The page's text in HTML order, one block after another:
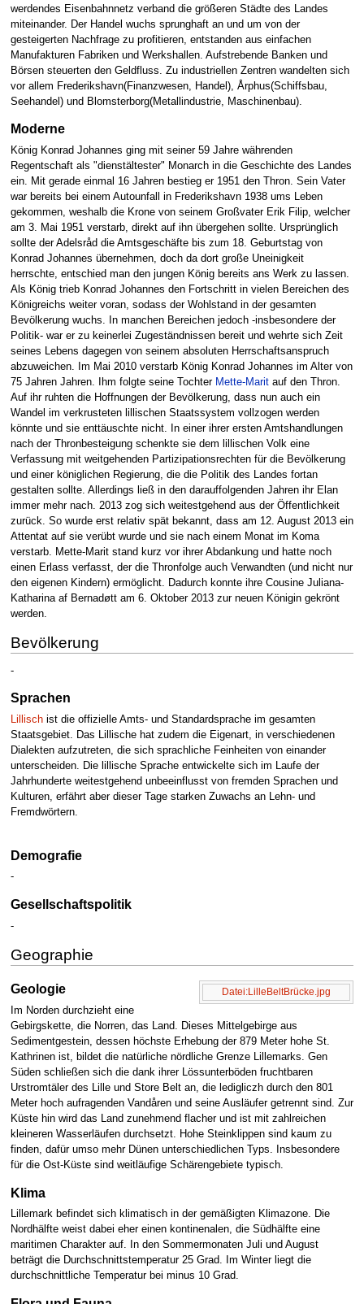
werdendes Eisenbahnnetz verband die größeren Städte des Landes
miteinander. Der Handel wuchs sprunghaft an und um von der
gesteigerten Nachfrage zu profitieren, entstanden aus einfachen
Manufakturen Fabriken und Werkshallen. Aufstrebende Banken und
Börsen steuerten den Geldfluss. Zu industriellen Zentren wandelten sich
vor allem Frederikshavn(Finanzwesen, Handel), Årphus(Schiffsbau,
Seehandel) und Blomsterborg(Metallindustrie, Maschinenbau).
Moderne
König Konrad Johannes ging mit seiner 59 Jahre währenden
Regentschaft als "dienstältester" Monarch in die Geschichte des Landes
ein. Mit gerade einmal 16 Jahren bestieg er 1951 den Thron. Sein Vater
war bereits bei einem Autounfall in Frederikshavn 1938 ums Leben
gekommen, weshalb die Krone von seinem Großvater Erik Filip, welcher
am 3. Mai 1951 verstarb, direkt auf ihn übergehen sollte. Ursprünglich
sollte der Adelsråd die Amtsgeschäfte bis zum 18. Geburtstag von
Konrad Johannes übernehmen, doch da dort große Uneinigkeit
herrschte, entschied man den jungen König bereits ans Werk zu lassen.
Als König trieb Konrad Johannes den Fortschritt in vielen Bereichen des
Königreichs weiter voran, sodass der Wohlstand in der gesamten
Bevölkerung wuchs. In manchen Bereichen jedoch -insbesondere der
Politik- war er zu keinerlei Zugeständnissen bereit und wehrte sich Zeit
seines Lebens dagegen von seinem absoluten Herrschaftsanspruch
abzuweichen. Im Mai 2010 verstarb König Konrad Johannes im Alter von
75 Jahren Jahren. Ihm folgte seine Tochter Mette-Maritauf den Thron.
Auf ihr ruhten die Hoffnungen der Bevölkerung, dass nun auch ein
Wandel im verkrusteten lillischen Staatssystem vollzogen werden
könnte und sie enttäuschte nicht. In einer ihrer ersten Amtshandlungen
nach der Thronbesteigung schenkte sie dem lillischen Volk eine
Verfassung mit weitgehenden Partizipationsrechten für die Bevölkerung
und einer königlichen Regierung, die die Politik des Landes fortan
gestalten sollte. Allerdings ließ in den darauffolgenden Jahren ihr Elan
immer mehr nach. 2013 zog sich weitestgehend aus der Öffentlichkeit
zurück. So wurde erst relativ spät bekannt, dass am 12. August 2013 ein
Attentat auf sie verübt wurde und sie nach einem Monat im Koma
verstarb. Mette-Marit stand kurz vor ihrer Abdankung und hatte noch
einen Erlass verfasst, der die Thronfolge auch Verwandten (und nicht nur
den eigenen Kindern) ermöglicht. Dadurch konnte ihre Cousine Juliana-
Katharina af Bernadøtt am 6. Oktober 2013 zur neuen Königin gekrönt
werden.
Bevölkerung
-
Sprachen
Lillischist die offizielle Amts- und Standardsprache im gesamten
Staatsgebiet. Das Lillische hat zudem die Eigenart, in verschiedenen
Dialekten aufzutreten, die sich sprachliche Feinheiten von einander
unterscheiden. Die lillische Sprache entwickelte sich im Laufe der
Jahrhunderte weitestgehend unbeeinflusst von fremden Sprachen und
Kulturen, erfährt aber dieser Tage starken Zuwachs an Lehn- und
Fremdwörtern.
Demografie
-
Gesellschaftspolitik
-
Geographie
Datei:LilleBeltBrücke.jpg
Geologie
Im Norden durchzieht eine
Gebirgskette, die Norren, das Land. Dieses Mittelgebirge aus
Sedimentgestein, dessen höchste Erhebung der 879 Meter hohe St.
Kathrinen ist, bildet die natürliche nördliche Grenze Lillemarks. Gen
Süden schließen sich die dank ihrer Lössunterböden fruchtbaren
Urstromtäler des Lille und Store Belt an, die ledigliczh durch den 801
Meter hoch aufragenden Vandåren und seine Ausläufer getrennt sind. Zur
Küste hin wird das Land zunehmend flacher und ist mit zahlreichen
kleineren Wasserläufen durchsetzt. Hohe Steinklippen sind kaum zu
finden, dafür umso mehr Dünen unterschiedlichen Typs. Insbesondere
für die Ost-Küste sind weitläufige Schärengebiete typisch.
Klima
Lillemark befindet sich klimatisch in der gemäßigten Klimazone. Die
Nordhälfte weist dabei eher einen kontinenalen, die Südhälfte eine
maritimen Charakter auf. In den Sommermonaten Juli und August
beträgt die Durchschnittstemperatur 25 Grad. Im Winter liegt die
durchschnittliche Temperatur bei minus 10 Grad.